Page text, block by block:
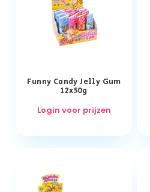
Funny Candy Jelly Gum
12x50g
Login voor prijzen